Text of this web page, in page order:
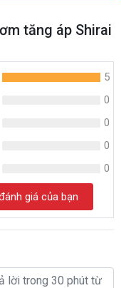
tăng áp Shirai
5
0
0
0
0
giá của bạn